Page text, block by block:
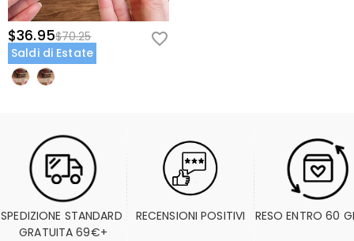
$36.95$70.25
Saldi di Estate
SPEDIZIONE STANDARD
GRATUITA 69€+
RECENSIONI POSITIVI RESO ENTRO 60